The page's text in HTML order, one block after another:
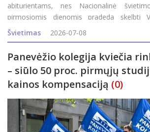
abiturientams, nes Nacionalinė
pirmosiomis dienomis pradeda skelbti
egzaminų (VBE) rezultatus. Pirmuosius
vakar: po 14 val. NŠA internetinėje
Švietimas 2026-07-08
Panevėžio kolegija kviečia
– siūlo 50 proc. pirmųjų
kainos kompensaciją (0)